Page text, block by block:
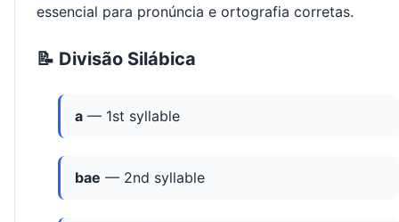
essencial para pronúncia e ortografia corretas.
📝 Divisão Silábica
a — 1st syllable
bae — 2nd syllable